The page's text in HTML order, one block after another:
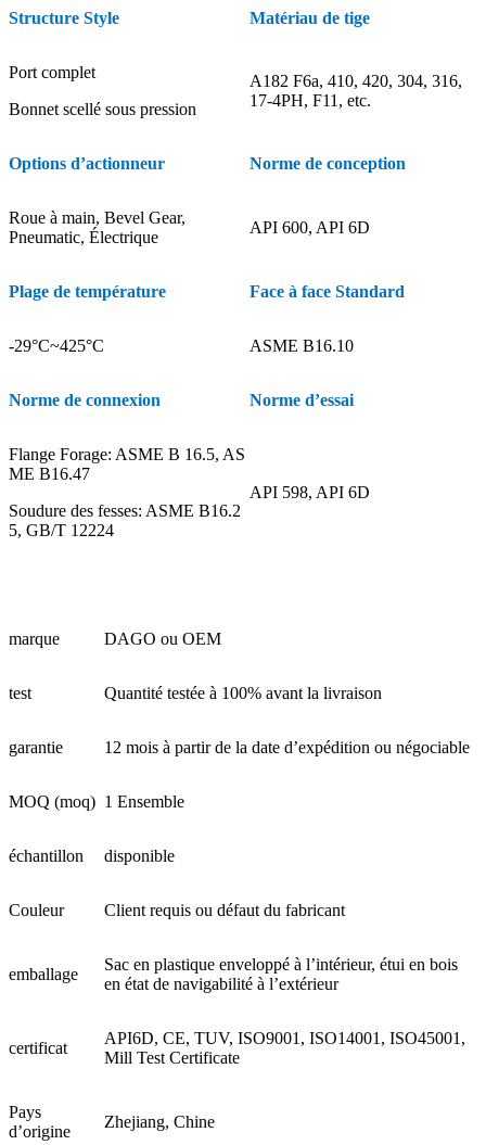
Structure Style Matériau de tige
Port complet
Bonnet scellé sous pression
A182 F6a, 410, 420, 304, 316,
17-4PH, F11, etc.
Options d’actionneur Norme de conception
Roue à main, Bevel Gear,
Pneumatic, Électrique
API 600, API 6D
Plage de température Face à face Standard
-29°C~425°C ASME B16.10
Norme de connexion Norme d’essai
Flange Forage: ASME B 16.5, AS
ME B16.47
Soudure des fesses: ASME B16.2
5, GB/T 12224
API 598, API 6D
marque DAGO ou OEM
test Quantité testée à 100% avant la livraison
garantie 12 mois à partir de la date d’expédition ou négociable
MOQ (moq) 1 Ensemble
échantillon disponible
Couleur Client requis ou défaut du fabricant
emballage
Sac en plastique enveloppé à l’intérieur, étui en bois
en état de navigabilité à l’extérieur
certificat
API6D, CE, TUV, ISO9001, ISO14001, ISO45001,
Mill Test Certificate
Pays
d’origine
Zhejiang, Chine